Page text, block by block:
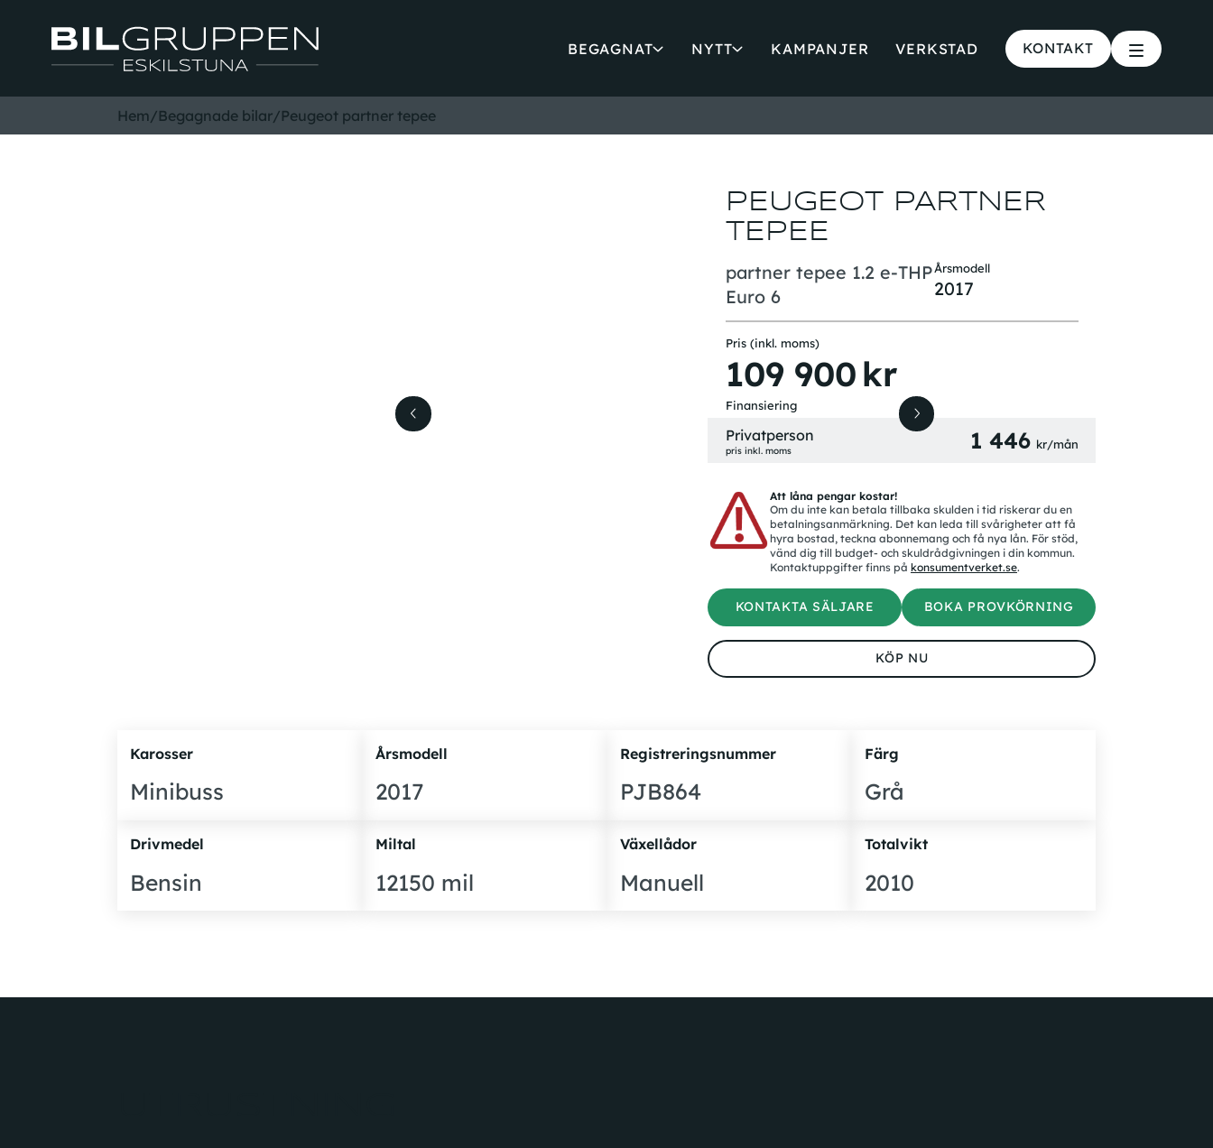
BEGAGNAT NYTT KAMPANJER VERKSTAD KONTAKT
Hem/Begagnade bilar/Peugeot partner tepee
PEUGEOT PARTNER
TEPEE
partner tepee 1.2 e-THP
Euro 6
Årsmodell
2017
Pris (inkl. moms)
109 900kr
Finansiering
Privatperson
pris inkl. moms 1 446 kr/mån
Att låna pengar kostar!
Om du inte kan betala tillbaka skulden i tid riskerar du en
betalningsanmärkning. Det kan leda till svårigheter att få
hyra bostad, teckna abonnemang och få nya lån. För stöd,
vänd dig till budget- och skuldrådgivningen i din kommun.
Kontaktuppgifter finns på konsumentverket.se.
KONTAKTA SÄLJARE BOKA PROVKÖRNING
KÖP NU
Karosser
Minibuss
Årsmodell
2017
Registreringsnummer
PJB864
Färg
Grå
Drivmedel
Bensin
Miltal
12150 mil
Växellådor
Manuell
Totalvikt
2010